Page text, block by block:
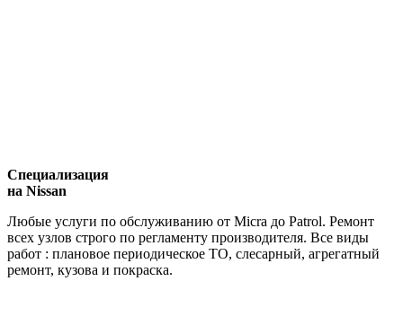
Специализация
на Nissan
Любые услуги по обслуживанию от Micra до Patrol. Ремонт
всех узлов строго по регламенту производителя. Все виды
работ : плановое периодическое ТО, слесарный, агрегатный
ремонт, кузова и покраска.